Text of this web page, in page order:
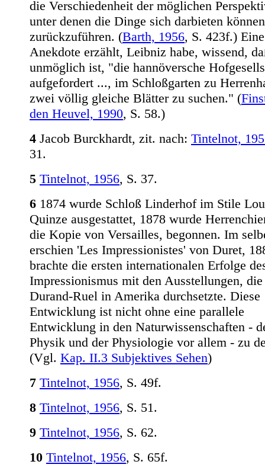
die Verschiedenheit der möglichen
unter denen die Dinge sich darbieten
zurückzuführen. (Barth, 1956, S. 423f.) Eine
Anekdote erzählt, Leibniz habe, wissend,
unmöglich ist, "die hannöversche
aufgefordert ..., im Schloßgarten zu
zwei völlig gleiche Blätter zu suchen." (
den Heuvel, 1990, S. 58.)
4 Jacob Burckhardt, zit. nach: Tintelnot,
31.
5 Tintelnot, 1956, S. 37.
6 1874 wurde Schloß Linderhof im Stile
Quinze ausgestattet, 1878 wurde
die Kopie von Versailles, begonnen. Im
erschien 'Les Impressionistes' von Duret,
brachte die ersten internationalen Erfolge
Impressionismus mit den Ausstellungen, die
Durand-Ruel in Amerika durchsetzte. Diese
Entwicklung ist nicht ohne eine parallele
Entwicklung in den Naturwissenschaften -
Physik und der Physiologie vor allem - zu
(Vgl. Kap. II.3 Subjektives Sehen)
7 Tintelnot, 1956, S. 49f.
8 Tintelnot, 1956, S. 51.
9 Tintelnot, 1956, S. 62.
10 Tintelnot, 1956, S. 65f.